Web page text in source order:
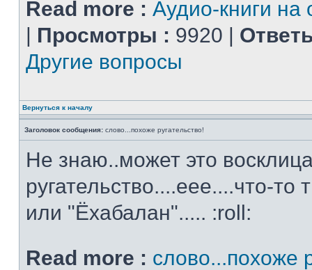
Read more : Аудио-книги на
| Просмотры : 9920 |
Другие вопросы
Вернуться к началу
Заголовок сообщения: слово...похоже ругательство!
Не знаю..может это
ругательство....еее....что-то
или "Ёхабалан"..... :roll:
Read more : слово...похоже